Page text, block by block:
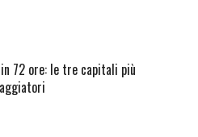
in 72 ore: le tre capitali più